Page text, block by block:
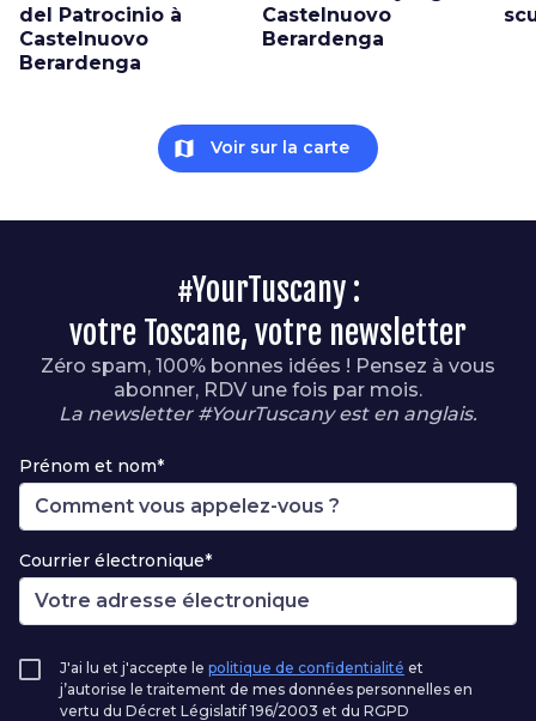
del Patrocinio à
Castelnuovo
Berardenga
Castelnuovo
Berardenga
map Voir sur la carte
#YourTuscany :
votre Toscane, votre newsletter
Zéro spam, 100% bonnes idées ! Pensez à vous
abonner, RDV une fois par mois.
La newsletter #YourTuscany est en anglais.
Prénom et nom*
Courrier électronique*
J'ai lu et j'accepte le politique de confidentialité et
j’autorise le traitement de mes données personnelles en
vertu du Décret Législatif 196/2003 et du RGPD